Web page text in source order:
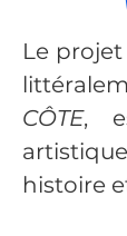
Le projet
CÔTE,
histoire